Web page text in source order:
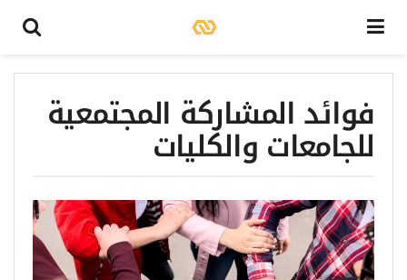
فوائد المشاركة المجتمعية
للجامعات والكليات